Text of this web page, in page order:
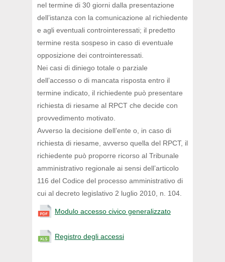
nel termine di 30 giorni dalla presentazione
dell’istanza con la comunicazione al richiedente
e agli eventuali controinteressati; il predetto
termine resta sospeso in caso di eventuale
opposizione dei controinteressati.
Nei casi di diniego totale o parziale
dell’accesso o di mancata risposta entro il
termine indicato, il richiedente può presentare
richiesta di riesame al RPCT che decide con
provvedimento motivato.
Avverso la decisione dell’ente o, in caso di
richiesta di riesame, avverso quella del RPCT, il
richiedente può proporre ricorso al Tribunale
amministrativo regionale ai sensi dell’articolo
116 del Codice del processo amministrativo di
cui al decreto legislativo 2 luglio 2010, n. 104.
Modulo accesso civico generalizzato
Registro degli accessi